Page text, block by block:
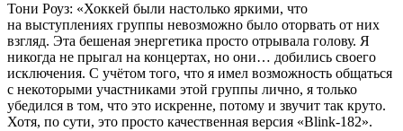
Тони Роуз: «Хоккей были настолько яркими, что
на выступлениях группы невозможно было оторвать от них
взгляд. Эта бешеная энергетика просто отрывала голову. Я
никогда не прыгал на концертах, но они… добились своего
исключения. С учётом того, что я имел возможность общаться
с некоторыми участниками этой группы лично, я только
убедился в том, что это искренне, потому и звучит так круто.
Хотя, по сути, это просто качественная версия «Blink-182».